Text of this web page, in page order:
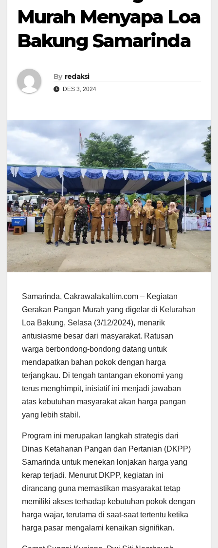
Murah Menyapa Loa
Bakung Samarinda
By redaksi
DES 3, 2024
Samarinda, Cakrawalakaltim.com – Kegiatan
Gerakan Pangan Murah yang digelar di Kelurahan
Loa Bakung, Selasa (3/12/2024), menarik
antusiasme besar dari masyarakat. Ratusan
warga berbondong-bondong datang untuk
mendapatkan bahan pokok dengan harga
terjangkau. Di tengah tantangan ekonomi yang
terus menghimpit, inisiatif ini menjadi jawaban
atas kebutuhan masyarakat akan harga pangan
yang lebih stabil.
Program ini merupakan langkah strategis dari
Dinas Ketahanan Pangan dan Pertanian (DKPP)
Samarinda untuk menekan lonjakan harga yang
kerap terjadi. Menurut DKPP, kegiatan ini
dirancang guna memastikan masyarakat tetap
memiliki akses terhadap kebutuhan pokok dengan
harga wajar, terutama di saat-saat tertentu ketika
harga pasar mengalami kenaikan signifikan.